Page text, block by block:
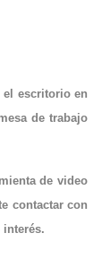
el escritorio en
de trabajo
de video
contactar con